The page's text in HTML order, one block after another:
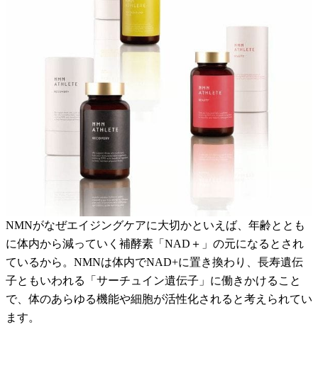
NMNがなぜエイジングケアに大切かといえば、年齢ととも
に体内から減っていく補酵素「NAD＋」の元になるとされ
ているから。NMNは体内でNAD+に置き換わり、長寿遺伝
子ともいわれる「サーチュイン遺伝子」に働きかけること
で、体のあらゆる機能や細胞が活性化されると考えられてい
ます。